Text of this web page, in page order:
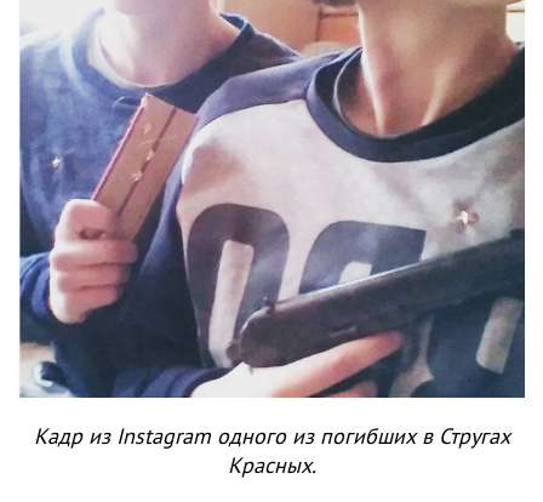
Кадр из Instagram одного из погибших в Стругах
Красных.